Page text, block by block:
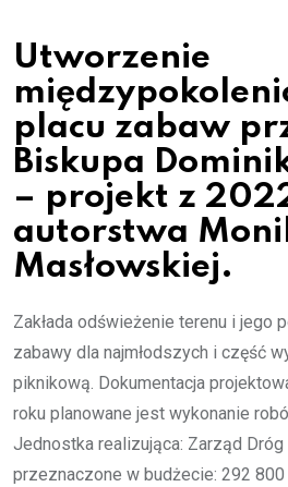
Utworzenie
placu zabaw
Biskupa
– projekt z
autorstwa
Masłowskiej.
Zakłada odświeżenie terenu i jego
zabawy dla najmłodszych i część
piknikową. Dokumentacja
roku planowane jest wykonanie
Jednostka realizująca: Zarząd
przeznaczone w budżecie: 292 800